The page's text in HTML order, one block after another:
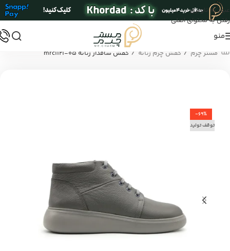
عبور به ناوبری
رفتن به محتوای اصلی
منو
مستر چرم / کفش چرم زنانه / کفش ساقدار زنانه mrc1121-05
-69%
توقف تولید